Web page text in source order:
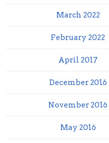
March 2022
February 2022
April 2017
December 2016
November 2016
May 2016